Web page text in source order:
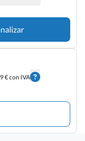
€ con IVA